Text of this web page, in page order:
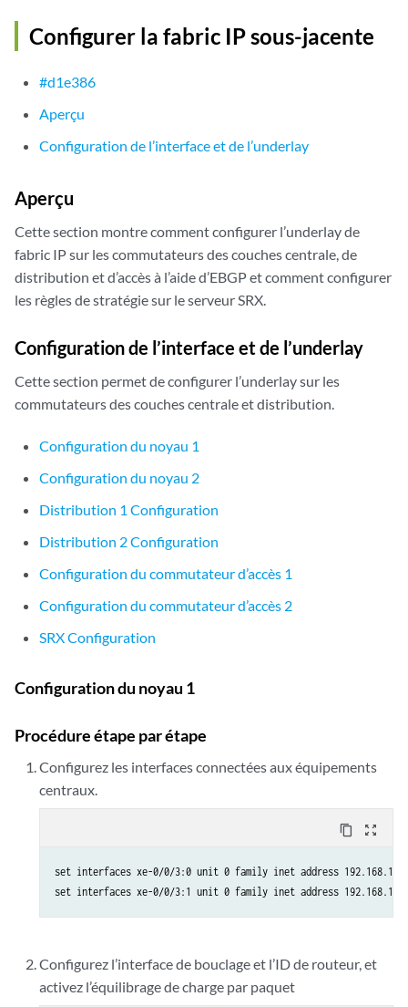
Configurer la fabric IP sous-jacente
#d1e386
Aperçu
Configuration de l’interface et de l’underlay
Aperçu
Cette section montre comment configurer l’underlay de
fabric IP sur les commutateurs des couches centrale, de
distribution et d’accès à l’aide d’EBGP et comment configurer
les règles de stratégie sur le serveur SRX.
Configuration de l’interface et de l’underlay
Cette section permet de configurer l’underlay sur les
commutateurs des couches centrale et distribution.
Configuration du noyau 1
Configuration du noyau 2
Distribution 1 Configuration
Distribution 2 Configuration
Configuration du commutateur d’accès 1
Configuration du commutateur d’accès 2
SRX Configuration
Configuration du noyau 1
Procédure étape par étape
Configurez les interfaces connectées aux équipements
centraux.
content_copy zoom_out_map
set interfaces xe-0/0/3:0 unit 0 family inet address
Configurez l’interface de bouclage et l’ID de routeur, et
activez l’équilibrage de charge par paquet